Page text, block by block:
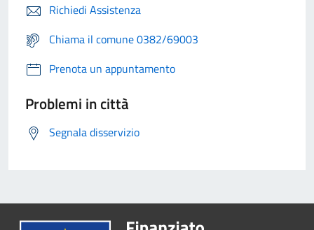
Richiedi Assistenza
Chiama il comune 0382/69003
Prenota un appuntamento
Problemi in città
Segnala disservizio